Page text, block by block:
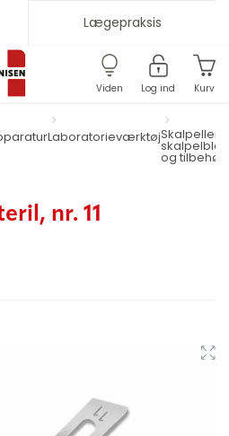
Lægepraksis
Viden Log ind Kurv
LaboratorieværktøjSkalpeller,
og tilbehør
nr. 11